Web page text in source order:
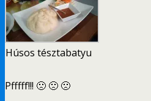
Húsos tésztabatyu
Pfffff!!! 🙁 🙁 🙁